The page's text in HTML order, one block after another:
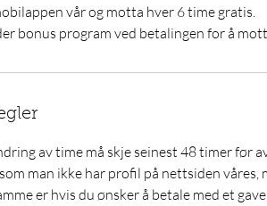
vår og motta hver 6 time gratis.
bonus program ved betalingen for å
av time må skje seinest 48 timer før
man ikke har profil på nettsiden våres,
er hvis du ønsker å betale med et